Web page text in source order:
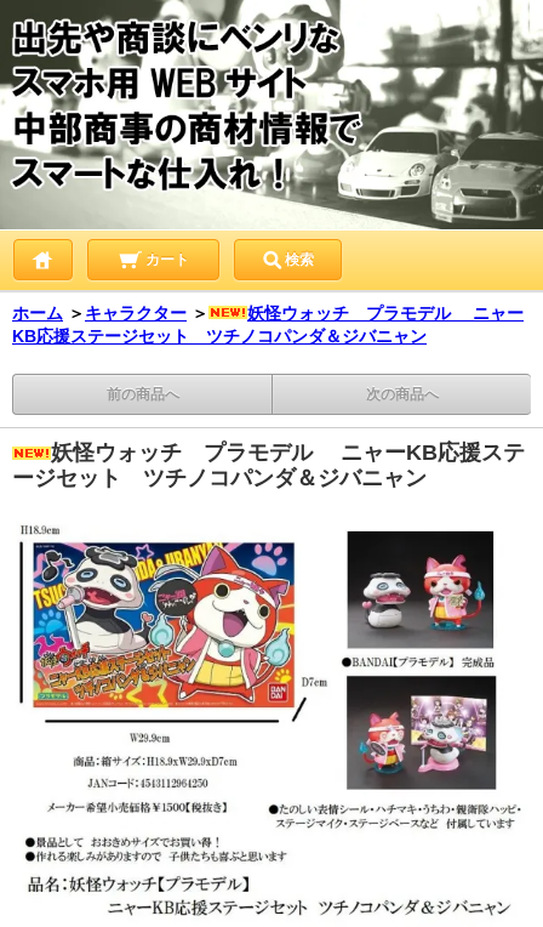
カート 検索
ホーム ＞ キャラクター ＞
妖怪ウォッチ プラモデル ニャー
KB応援ステージセット ツチノコパンダ＆ジバニャン
前の商品へ 次の商品へ
妖怪ウォッチ プラモデル ニャーKB応援ステ
ージセット ツチノコパンダ＆ジバニャン